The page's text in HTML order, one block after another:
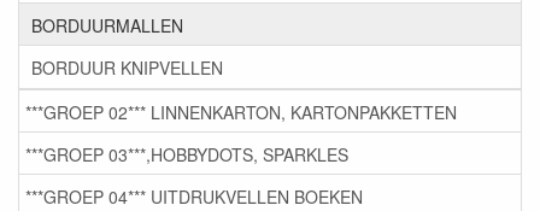
BORDUURMALLEN
BORDUUR KNIPVELLEN
***GROEP 02*** LINNENKARTON, KARTONPAKKETTEN
***GROEP 03***,HOBBYDOTS, SPARKLES
***GROEP 04*** UITDRUKVELLEN BOEKEN